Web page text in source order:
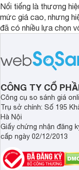
Nổi tiếng là thương
mức giá cao, nhưng
đã có nhiều lựa chọn
cận sản phẩm chính
CÔNG TY CỔ
Công cụ so sánh giá
Trụ sở chính: Số 195
Hà Nội
Giấy chứng nhận đăng
cấp ngày 02/12/2013